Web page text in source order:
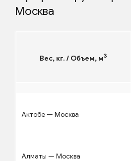
Москва
Вес, кг. / Объем, м3
Актобе — Москва
Алматы — Москва